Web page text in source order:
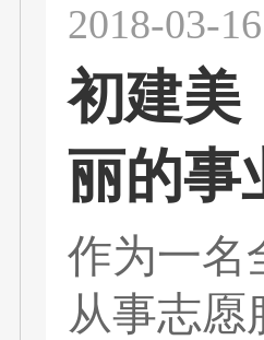
2018-03-
初建美
丽的事
作为一名
从事志愿